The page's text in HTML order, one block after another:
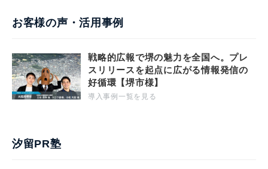
お客様の声・活用事例
戦略的広報で堺の魅力を全国へ。プレ
スリリースを起点に広がる情報発信の
好循環【堺市様】
導入事例一覧を見る
汐留PR塾